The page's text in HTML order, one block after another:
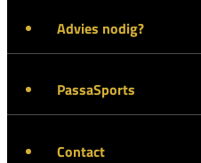
Advies nodig?
PassaSports
Contact